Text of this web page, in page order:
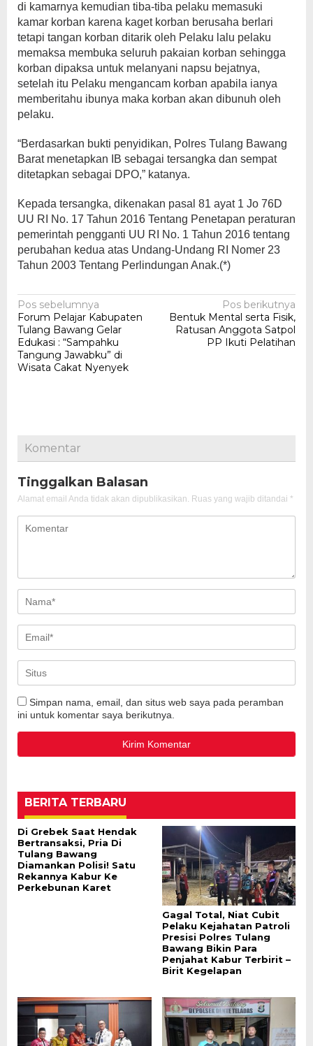
di kamarnya kemudian tiba-tiba pelaku memasuki
kamar korban karena kaget korban berusaha berlari
tetapi tangan korban ditarik oleh Pelaku lalu pelaku
memaksa membuka seluruh pakaian korban sehingga
korban dipaksa untuk melanyani napsu bejatnya,
setelah itu Pelaku mengancam korban apabila ianya
memberitahu ibunya maka korban akan dibunuh oleh
pelaku.
“Berdasarkan bukti penyidikan, Polres Tulang Bawang
Barat menetapkan IB sebagai tersangka dan sempat
ditetapkan sebagai DPO,” katanya.
Kepada tersangka, dikenakan pasal 81 ayat 1 Jo 76D
UU RI No. 17 Tahun 2016 Tentang Penetapan peraturan
pemerintah pengganti UU RI No. 1 Tahun 2016 tentang
perubahan kedua atas Undang-Undang RI Nomer 23
Tahun 2003 Tentang Perlindungan Anak.(*)
Navigasi
pos
Pos sebelumnya
Forum Pelajar Kabupaten
Tulang Bawang Gelar
Edukasi : “Sampahku
Tangung Jawabku” di
Wisata Cakat Nyenyek
Pos berikutnya
Bentuk Mental serta Fisik,
Ratusan Anggota Satpol
PP Ikuti Pelatihan
Komentar
Tinggalkan Balasan
Alamat email Anda tidak akan dipublikasikan. Ruas yang wajib ditandai *
Simpan nama, email, dan situs web saya pada peramban
ini untuk komentar saya berikutnya.
BERITA TERBARU
Di Grebek Saat Hendak
Bertransaksi, Pria Di
Tulang Bawang
Diamankan Polisi! Satu
Rekannya Kabur Ke
Perkebunan Karet
Gagal Total, Niat Cubit
Pelaku Kejahatan Patroli
Presisi Polres Tulang
Bawang Bikin Para
Penjahat Kabur Terbirit –
Birit Kegelapan